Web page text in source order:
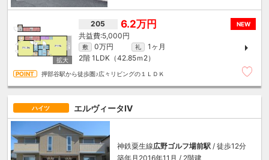
NEW
205 6.2万円
5,000円
敷 0万円 礼
1ヶ月
2階 1LDK（42.85ｍ 2）
押部谷駅から徒歩圏♪広々リビングの１ＬＤＫ
ハイツ エルヴィータⅣ
神鉄粟生線広野ゴルフ場前駅 / 徒歩12分
築年月2016年11月 / 2階建